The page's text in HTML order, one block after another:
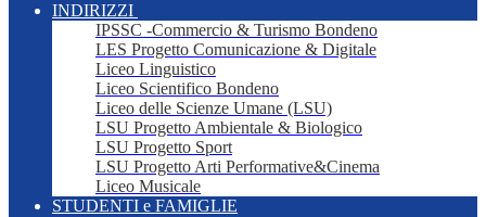
INDIRIZZI
IPSSC -Commercio & Turismo Bondeno
LES Progetto Comunicazione & Digitale
Liceo Linguistico
Liceo Scientifico Bondeno
Liceo delle Scienze Umane (LSU)
LSU Progetto Ambientale & Biologico
LSU Progetto Sport
LSU Progetto Arti Performative&Cinema
Liceo Musicale
STUDENTI e FAMIGLIE